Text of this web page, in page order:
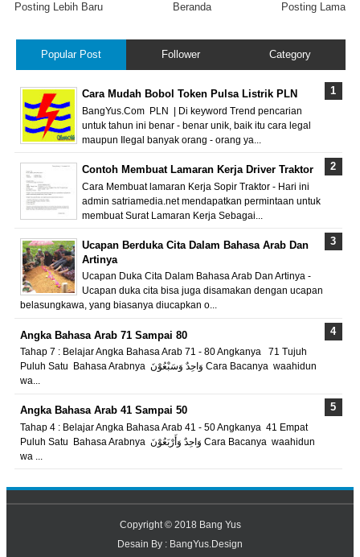
Posting Lebih Baru Posting Lama
Beranda
Popular Post Follower Category
Cara Mudah Bobol Token Pulsa Listrik PLN
BangYus.Com PLN | Di keyword Trend pencarian
untuk tahun ini benar - benar unik, baik itu cara legal
maupun Ilegal banyak orang - orang ya...
Contoh Membuat Lamaran Kerja Driver Traktor
Cara Membuat lamaran Kerja Sopir Traktor - Hari ini
admin satriamedia.net mendapatkan permintaan untuk
membuat Surat Lamaran Kerja Sebagai...
Ucapan Berduka Cita Dalam Bahasa Arab Dan
Artinya
Ucapan Duka Cita Dalam Bahasa Arab Dan Artinya -
Ucapan duka cita bisa juga disamakan dengan ucapan
belasungkawa, yang biasanya diucapkan o...
Angka Bahasa Arab 71 Sampai 80
Tahap 7 : Belajar Angka Bahasa Arab 71 - 80 Angkanya 71 Tujuh
Puluh Satu Bahasa Arabnya وَاحِدٌ وَسَبْعُوْنَ Cara Bacanya waahidun
wa...
Angka Bahasa Arab 41 Sampai 50
Tahap 4 : Belajar Angka Bahasa Arab 41 - 50 Angkanya 41 Empat
Puluh Satu Bahasa Arabnya وَاحِدٌ وَأَرْبَعُوْنَ Cara Bacanya waahidun
wa ...
Copyright © 2018 Bang Yus
Desain By : BangYus.Design